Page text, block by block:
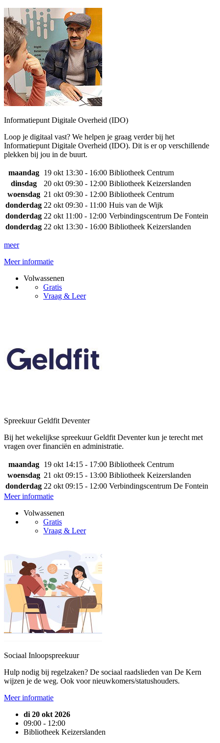
Informatiepunt Digitale Overheid (IDO)
Loop je digitaal vast? We helpen je graag verder bij het
Informatiepunt Digitale Overheid (IDO). Dit is er op verschillende
plekken bij jou in de buurt.
maandag 19 okt 13:30 - 16:00 Bibliotheek Centrum
dinsdag
20 okt 09:30 - 12:00 Bibliotheek Keizerslanden
woensdag 21 okt 09:30 - 12:00 Bibliotheek Centrum
donderdag 22 okt 09:30 - 11:00 Huis van de Wijk
donderdag 22 okt 11:00 - 12:00 Verbindingscentrum De Fontein
donderdag 22 okt 13:30 - 16:00 Bibliotheek Keizerslanden
meer
Meer informatie
Volwassenen
Gratis
Vraag & Leer
Spreekuur Geldfit Deventer
Bij het wekelijkse spreekuur Geldfit Deventer kun je terecht met
vragen over financiën en administratie.
maandag 19 okt 14:15 - 17:00 Bibliotheek Centrum
woensdag 21 okt 09:15 - 13:00 Bibliotheek Keizerslanden
donderdag 22 okt 09:15 - 12:00 Verbindingscentrum De Fontein
Meer informatie
Volwassenen
Gratis
Vraag & Leer
Sociaal Inloopspreekuur
Hulp nodig bij regelzaken? De sociaal raadslieden van De Kern
wijzen je de weg. Ook voor nieuwkomers/statushouders.
Meer informatie
di 20 okt 2026
09:00 - 12:00
Bibliotheek Keizerslanden